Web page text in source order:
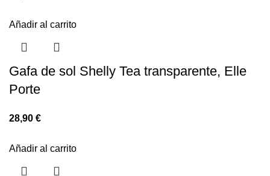
Añadir al carrito
Gafa de sol Shelly Tea transparente, Elle
Porte
28,90 €
Añadir al carrito